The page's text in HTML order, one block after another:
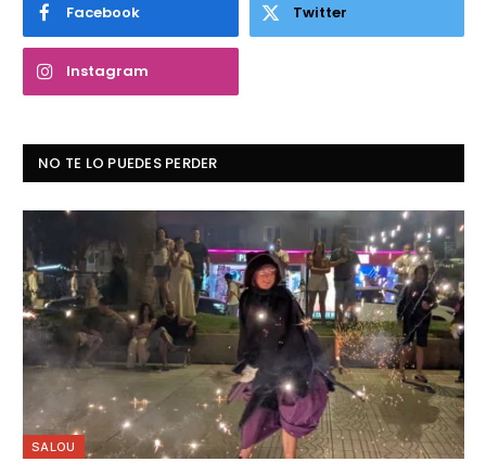
Facebook Twitter
Instagram
NO TE LO PUEDES PERDER
SALOU